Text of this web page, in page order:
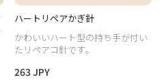
ハートリペアかぎ針
かわいいハート型の持ち手が付い
たリペアコ針です。
263 JPY